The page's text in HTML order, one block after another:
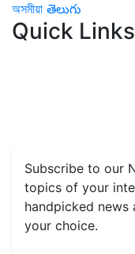
অসমীয়া తెలుగు
Quick Links
Subscribe to our
topics of your
handpicked news
your choice.